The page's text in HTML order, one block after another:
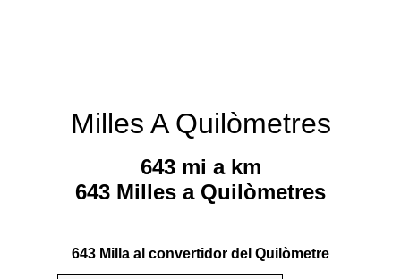
Milles A Quilòmetres
643 mi a km
643 Milles a Quilòmetres
643 Milla al convertidor del Quilòmetre